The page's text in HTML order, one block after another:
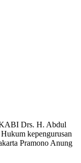
Drs. H. Abdul
kepengurusan
Pramono Anung